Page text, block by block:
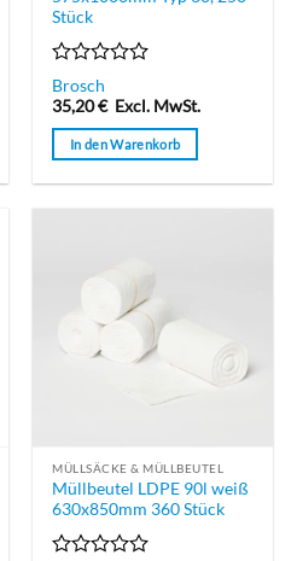
Stück
Bewertet
mit
0
von
5
Brosch
35,20€ Excl. MwSt.
In den Warenkorb
MÜLLSÄCKE & MÜLLBEUTEL
Müllbeutel LDPE 90l weiß
630x850mm 360 Stück